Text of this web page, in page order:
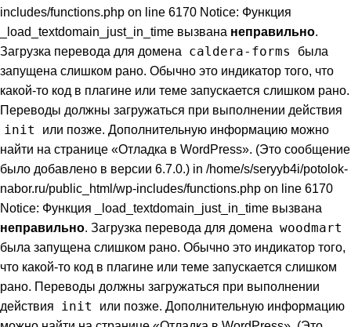
includes/functions.php on line 6170 Notice: Функция
_load_textdomain_just_in_time вызвана неправильно.
Загрузка перевода для домена
caldera-forms
была
запущена слишком рано. Обычно это индикатор того, что
какой-то код в плагине или теме запускается слишком рано.
Переводы должны загружаться при выполнении действия
init
или позже. Дополнительную информацию можно
найти на странице «Отладка в WordPress». (Это сообщение
было добавлено в версии 6.7.0.) in /home/s/seryyb4i/potolok-
nabor.ru/public_html/wp-includes/functions.php on line 6170
Notice: Функция _load_textdomain_just_in_time вызвана
неправильно. Загрузка перевода для домена woodmart
была запущена слишком рано. Обычно это индикатор того,
что какой-то код в плагине или теме запускается слишком
рано. Переводы должны загружаться при выполнении
действия
init
или позже. Дополнительную информацию